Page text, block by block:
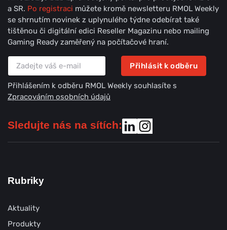
a SR. Po registraci můžete kromě newsletteru RMOL Weekly
se shrnutím novinek z uplynulého týdne odebírat také
tištěnou či digitální edici Reseller Magazinu nebo mailing
Gaming Ready zaměřený na počítačové hraní.
Přihlásit k odběru
Přihlášením k odběru RMOL Weekly souhlasíte s
Zpracováním osobních údajů
Sledujte nás na sítích:
Rubriky
Aktuality
Produkty